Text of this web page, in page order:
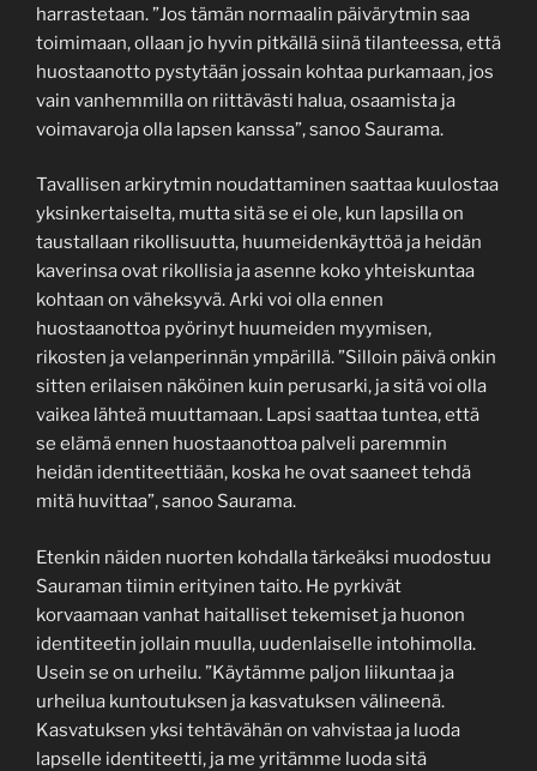
harrastetaan. ”Jos tämän normaalin päivärytmin saa
toimimaan, ollaan jo hyvin pitkällä siinä tilanteessa, että
huostaanotto pystytään jossain kohtaa purkamaan, jos
vain vanhemmilla on riittävästi halua, osaamista ja
voimavaroja olla lapsen kanssa”, sanoo Saurama.
Tavallisen arkirytmin noudattaminen saattaa kuulostaa
yksinkertaiselta, mutta sitä se ei ole, kun lapsilla on
taustallaan rikollisuutta, huumeidenkäyttöä ja heidän
kaverinsa ovat rikollisia ja asenne koko yhteiskuntaa
kohtaan on väheksyvä. Arki voi olla ennen
huostaanottoa pyörinyt huumeiden myymisen,
rikosten ja velanperinnän ympärillä. ”Silloin päivä onkin
sitten erilaisen näköinen kuin perusarki, ja sitä voi olla
vaikea lähteä muuttamaan. Lapsi saattaa tuntea, että
se elämä ennen huostaanottoa palveli paremmin
heidän identiteettiään, koska he ovat saaneet tehdä
mitä huvittaa”, sanoo Saurama.
Etenkin näiden nuorten kohdalla tärkeäksi muodostuu
Sauraman tiimin erityinen taito. He pyrkivät
korvaamaan vanhat haitalliset tekemiset ja huonon
identiteetin jollain muulla, uudenlaiselle intohimolla.
Usein se on urheilu. ”Käytämme paljon liikuntaa ja
urheilua kuntoutuksen ja kasvatuksen välineenä.
Kasvatuksen yksi tehtävähän on vahvistaa ja luoda
lapselle identiteetti, ja me yritämme luoda sitä